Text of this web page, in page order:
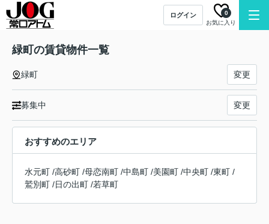
ログイン
お気に入り
0
緑町の賃貸物件一覧
緑町 変更
募集中 変更
おすすめのエリア
水元町 /高砂町 /母恋南町 /中島町 /美園町 /中央町 /東町 /
鷲別町 /日の出町 /若草町